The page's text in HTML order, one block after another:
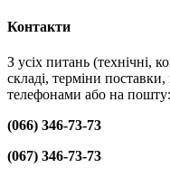
Контакти
З усіх питань (технічні,
складі, терміни
телефонами або на пошту:
(066) 346-73-73
(067) 346-73-73